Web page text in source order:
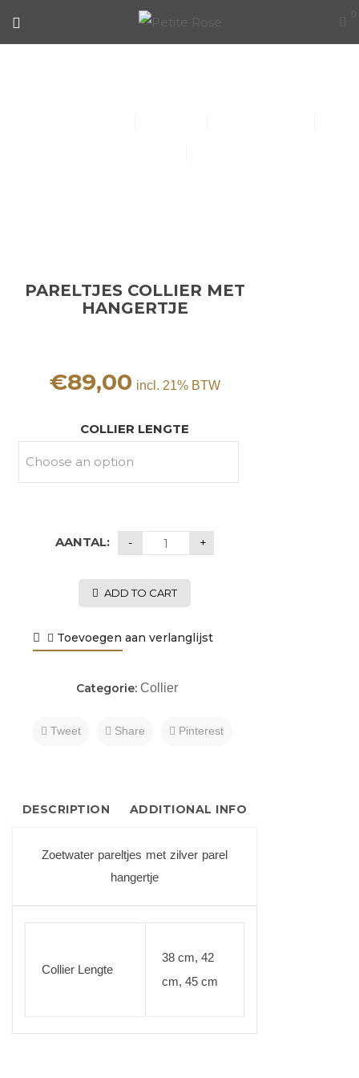
0
PARELTJES COLLIER MET
HANGERTJE
€89,00 incl. 21% BTW
COLLIER LENGTE
AANTAL:
ADD TO CART
Toevoegen aan verlanglijst
Categorie: Collier
Tweet Share Pinterest
DESCRIPTION ADDITIONAL INFO
Zoetwater pareltjes met zilver parel
hangertje
Collier Lengte
38 cm, 42
cm, 45 cm